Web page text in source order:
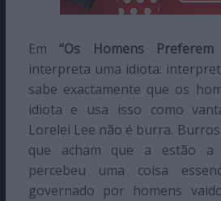
Em“Os Homens
interpreta uma idiota:
sabe exactamente que os
idiota e usa isso como
Lorelei Lee não é burra.
que acham que a estão a
percebeu uma coisa
governado por homens